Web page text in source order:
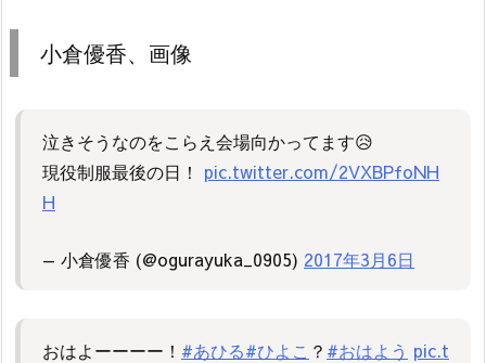
小倉優香、画像
泣きそうなのをこらえ会場向かってます😥
現役制服最後の日！ pic.twitter.com/2VXBPfoNH
H
— 小倉優香 (@ogurayuka_0905) 2017年3月6日
おはよーーーー！ #あひる#ひよこ ？ #おはよう pic.t